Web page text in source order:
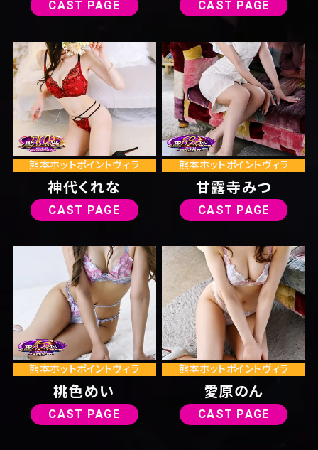
CAST PAGE CAST PAGE
熊本ホットポイントヴィラ
神代くれな
CAST PAGE
熊本ホットポイントヴィラ
甘露寺みつ
CAST PAGE
熊本ホットポイントヴィラ
桃色めい
CAST PAGE
熊本ホットポイントヴィラ
愛原のん
CAST PAGE